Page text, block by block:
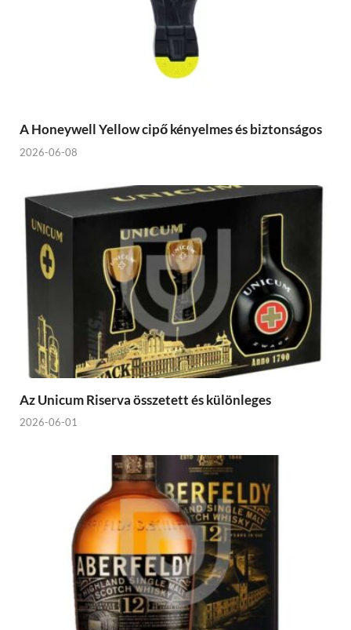
A Honeywell Yellow cipő kényelmes és biztonságos
2026-06-08
Az Unicum Riserva összetett és különleges
2026-06-01